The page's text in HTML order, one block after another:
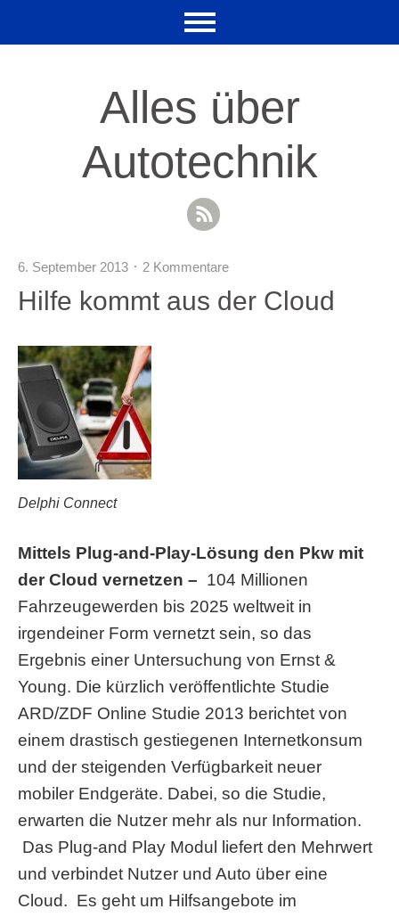
Alles über
Autotechnik
RSS Feed
6. September 2013 2 Kommentare
Hilfe kommt aus der Cloud
Delphi Connect
Mittels Plug-and-Play-Lösung den Pkw mit
der Cloud vernetzen – 104 Millionen
Fahrzeugewerden bis 2025 weltweit in
irgendeiner Form vernetzt sein, so das
Ergebnis einer Untersuchung von Ernst &
Young. Die kürzlich veröffentlichte Studie
ARD/ZDF Online Studie 2013 berichtet von
einem drastisch gestiegenen Internetkonsum
und der steigenden Verfügbarkeit neuer
mobiler Endgeräte. Dabei, so die Studie,
erwarten die Nutzer mehr als nur Information.
Das Plug-and Play Modul liefert den Mehrwert
und verbindet Nutzer und Auto über eine
Cloud. Es geht um Hilfsangebote im